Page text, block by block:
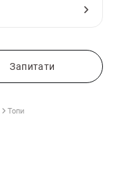
Запитати
Топи